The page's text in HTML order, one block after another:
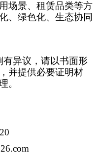
场景、租赁品类等方
、绿色化、生态协同
异议，请以书面形
并提供必要证明材
。